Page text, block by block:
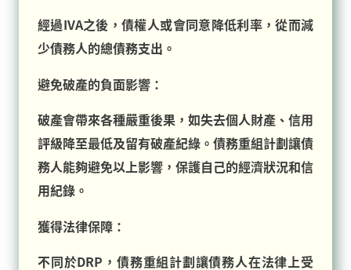
經過IVA之後，債權人或會同意降低利率，從而減
少債務人的總債務支出。
避免破產的負面影響：
破產會帶來各種嚴重後果，如失去個人財產、信用
評級降至最低及留有破產紀綠。債務重組計劃讓債
務人能夠避免以上影響，保護自己的經濟狀況和信
用紀錄。
獲得法律保障：
不同於DRP，債務重組計劃讓債務人在法律上受